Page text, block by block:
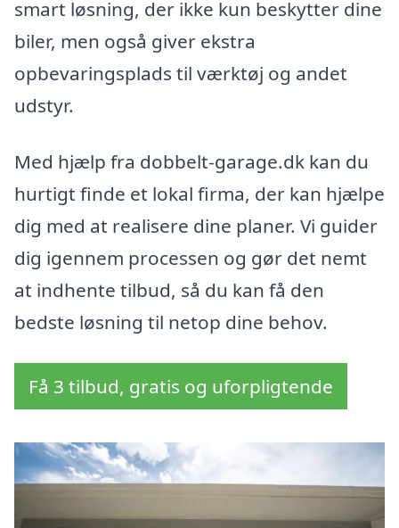
smart løsning, der ikke kun beskytter dine
biler, men også giver ekstra
opbevaringsplads til værktøj og andet
udstyr.
Med hjælp fra dobbelt-garage.dk kan du
hurtigt finde et lokal firma, der kan hjælpe
dig med at realisere dine planer. Vi guider
dig igennem processen og gør det nemt
at indhente tilbud, så du kan få den
bedste løsning til netop dine behov.
Få 3 tilbud, gratis og uforpligtende